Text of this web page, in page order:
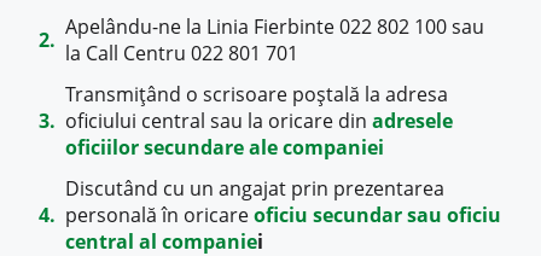
Apelându-ne la Linia Fierbinte 022 802 100 sau
la Call Centru 022 801 701
Transmițând o scrisoare poștală la adresa
oficiului central sau la oricare din adresele
oficiilor secundare ale companiei
Discutând cu un angajat prin prezentarea
personală în oricareoficiu secundar sau oficiu
central al companiei